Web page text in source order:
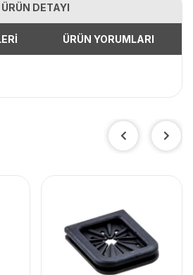
ÜRÜN DETAYI
ÜRÜN YORUMLARI